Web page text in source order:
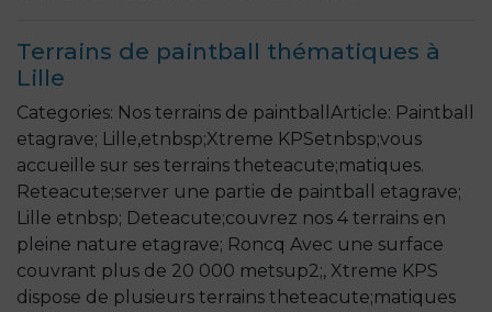
Terrains de paintball thématiques à
Lille
Categories: Nos terrains de paintballArticle: Paintball
etagrave; Lille,etnbsp;Xtreme KPSetnbsp;vous
accueille sur ses terrains theteacute;matiques.
Reteacute;server une partie de paintball etagrave;
Lille etnbsp; Deteacute;couvrez nos 4 terrains en
pleine nature etagrave; Roncq Avec une surface
couvrant plus de 20 000 metsup2;, Xtreme KPS
dispose de plusieurs terrains theteacute;matiques